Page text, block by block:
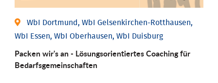
WbI Dortmund, WbI Gelsenkirchen-Rotthausen,
WbI Essen, WbI Oberhausen, WbI Duisburg
Packen wir's an - Lösungsorientiertes Coaching für
Bedarfsgemeinschaften